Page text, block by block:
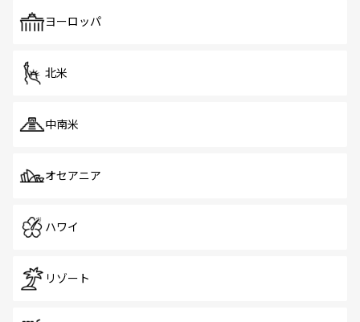
で、ホーカーズは地元の風情を楽しめる外せないスポット
ヨーロッパ
北米
中南米
オセアニア
ハワイ
リゾート